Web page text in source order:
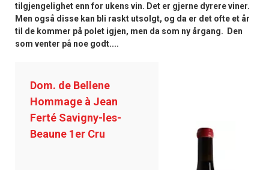
tilgjengelighet enn for ukens vin. Det er gjerne dyrere viner.
Men også disse kan bli raskt utsolgt, og da er det ofte et år
til de kommer på polet igjen, men da som ny årgang. Den
som venter på noe godt....
Dom. de Bellene
Hommage à Jean
Ferté Savigny-les-
Beaune 1er Cru